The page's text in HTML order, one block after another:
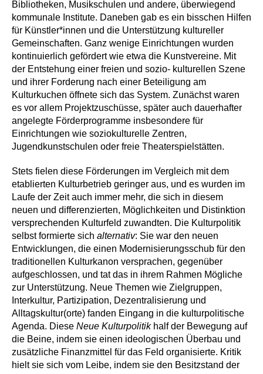
Bibliotheken, Musikschulen und andere, überwiegend
kommunale Institute. Daneben gab es ein bisschen Hilfen
für Künstler*innen und die Unterstützung kultureller
Gemeinschaften. Ganz wenige Einrichtungen wurden
kontinuierlich gefördert wie etwa die Kunstvereine. Mit
der Entstehung einer freien und sozio- kulturellen Szene
und ihrer Forderung nach einer Beteiligung am
Kulturkuchen öffnete sich das System. Zunächst waren
es vor allem Projektzuschüsse, später auch dauerhafter
angelegte Förderprogramme insbesondere für
Einrichtungen wie soziokulturelle Zentren,
Jugendkunstschulen oder freie Theaterspielstätten.
Stets fielen diese Förderungen im Vergleich mit dem
etablierten Kulturbetrieb geringer aus, und es wurden im
Laufe der Zeit auch immer mehr, die sich in diesem
neuen und differenzierten, Möglichkeiten und Distinktion
versprechenden Kulturfeld zuwandten. Die Kulturpolitik
selbst formierte sich alternativ: Sie war den neuen
Entwicklungen, die einen Modernisierungsschub für den
traditionellen Kulturkanon versprachen, gegenüber
aufgeschlossen, und tat das in ihrem Rahmen Mögliche
zur Unterstützung. Neue Themen wie Zielgruppen,
Interkultur, Partizipation, Dezentralisierung und
Alltagskultur(orte) fanden Eingang in die kulturpolitische
Agenda. Diese Neue Kulturpolitikhalf der Bewegung auf
die Beine, indem sie einen ideologischen Überbau und
zusätzliche Finanzmittel für das Feld organisierte. Kritik
hielt sie sich vom Leibe, indem sie den Besitzstand der